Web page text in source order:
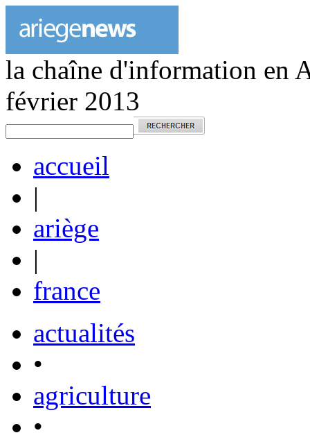
la chaîne d'information en
février 2013
accueil
|
ariège
|
france
actualités
•
agriculture
•